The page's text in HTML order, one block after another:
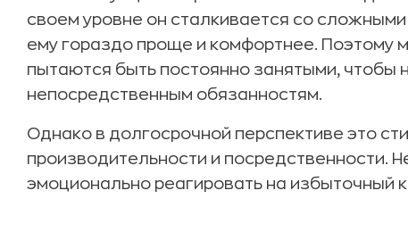
своем уровне он сталкивается со
ему гораздо проще и комфортнее. Поэтому
пытаются быть постоянно занятыми, чтобы
непосредственным обязанностям.
Однако в долгосрочной перспективе это
производительности и посредственности.
эмоционально реагировать на избыточный